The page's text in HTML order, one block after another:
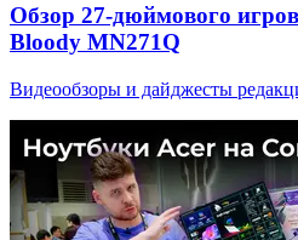
Обзор 27-дюймового
Bloody MN271Q
Видеообзоры и дайджесты